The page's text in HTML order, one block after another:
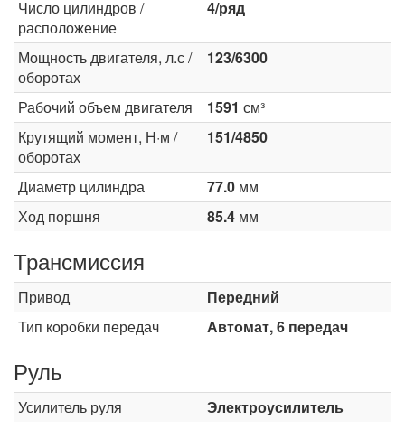
Число цилиндров /
расположение
4/ряд
Мощность двигателя, л.с /
оборотах
123/6300
Рабочий объем двигателя 1591 см³
Крутящий момент, Н·м /
оборотах
151/4850
Диаметр цилиндра 77.0 мм
Ход поршня
85.4 мм
Трансмиссия
Привод
Передний
Тип коробки передач
Автомат, 6 передач
Руль
Усилитель руля Электроусилитель